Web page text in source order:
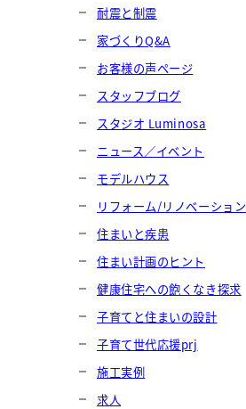
耐震と制震
家づくりQ&A
お客様の声ページ
スタッフブログ
スタジオ Luminosa
ニュース／イベント
モデルハウス
リフォーム/リノベーション
住まいと疾患
住まい計画のヒント
健康住宅への飽くなき探求
子育てと住まいの設計
子育て世代応援prj
施工実例
求人